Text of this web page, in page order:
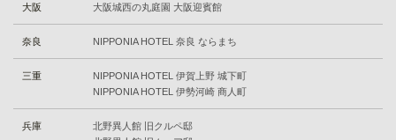
大阪 ⼤阪城⻄の丸庭園 ⼤阪迎賓館
奈良 NIPPONIA HOTEL 奈良 ならまち
三重
NIPPONIA HOTEL 伊賀上野 城下町
NIPPONIA HOTEL 伊勢河崎 商人町
兵庫
北野異人館 旧クルペ邸